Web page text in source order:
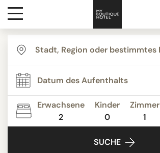
Ziele
Hotelarten
Kontakt
Erwachsene
2
Kinder
0
Zimmer
1
SUCHE